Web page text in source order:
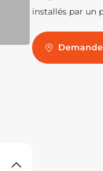
installés par un